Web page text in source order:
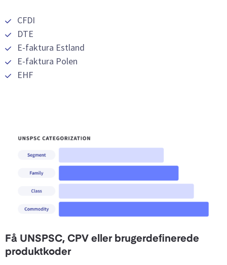
CFDI
DTE
E-faktura Estland
E-faktura Polen
EHF
Få UNSPSC, CPV eller brugerdefinerede
produktkoder